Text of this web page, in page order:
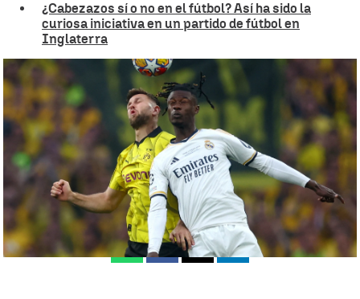
¿Cabezazos sí o no en el fútbol? Así ha sido la
curiosa iniciativa en un partido de fútbol en
Inglaterra
Los riesgos de los impactos en la cabeza en el fútbol, fútbol
americano y boxeo |
Eduardo Siles
Andrea Bello
Publicado:22 de octubre de 2024, 15:48
WhatsappFacebook
X Linkedin